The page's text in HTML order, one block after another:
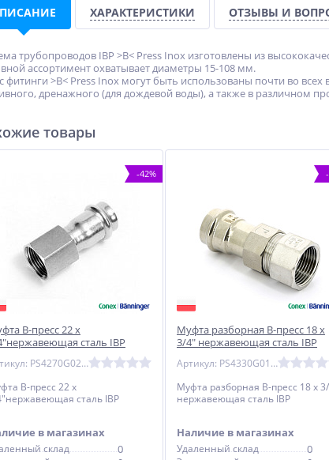
ХАРАКТЕРИСТИКИ ОТЗЫВЫ И
трубопроводов IBP >B< Press Inox изготовлены из
ассортимент охватывает диаметры 15-108 мм.
фитинги >B< Press Inox могут быть использованы почти во
дренажного (для дождевой воды), а также в различном
товары
-42%
В-пресс 22 x
сталь IBP
Артикул: PS4270G0220600
В-пресс 22 x
сталь IBP
в магазинах
склад 0
Муфта разборная В-пресс 18 x
3/4" нержавеющая сталь IBP
Артикул: PS4330G0180600
Муфта разборная В-пресс 18 x
нержавеющая сталь IBP
Наличие в магазинах
Удаленный склад 0